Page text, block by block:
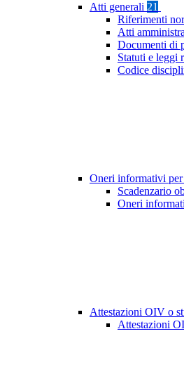
Atti generali 21
Riferimenti
Atti
Documenti di
Statuti e leggi
Codice
Oneri informativi
Scadenzario
Oneri
Attestazioni OIV o
Attestazioni